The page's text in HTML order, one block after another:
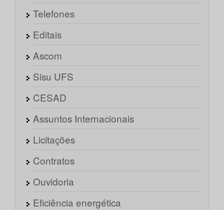
Telefones
Editais
Ascom
Sisu UFS
CESAD
Assuntos Internacionais
Licitações
Contratos
Ouvidoria
Eficiência energética